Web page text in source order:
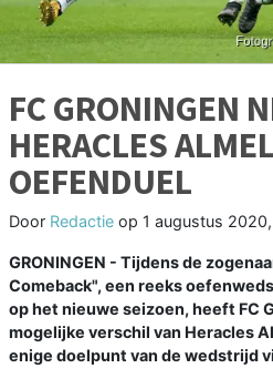
FC GRONINGEN
HERACLES
OEFENDUEL
Door Redactie op 1 augustus
GRONINGEN - Tijdens de
Comeback", een reeks
op het nieuwe seizoen, heeft FC
mogelijke verschil van Heracles
enige doelpunt van de wedstrijd